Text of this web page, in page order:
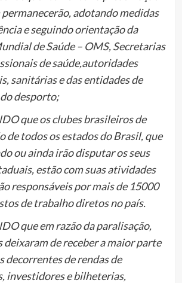
permanecerão, adotando medidas
e seguindo orientação da
de Saúde – OMS, Secretarias
de saúde,autoridades
sanitárias e das entidades de
desporto;
que os clubes brasileiros de
de todos os estados do Brasil, que
ou ainda irão disputar os seus
estão com suas atividades
responsáveis por mais de 15000
de trabalho diretos no país.
que em razão da paralisação,
deixaram de receber a maior parte
decorrentes de rendas de
investidores e bilheterias,